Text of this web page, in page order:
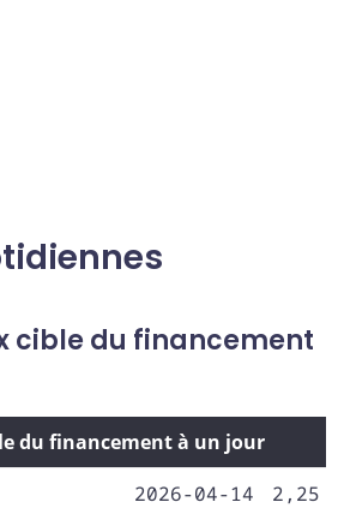
cible du financement
du financement à un jour
2026-04-14
2,25